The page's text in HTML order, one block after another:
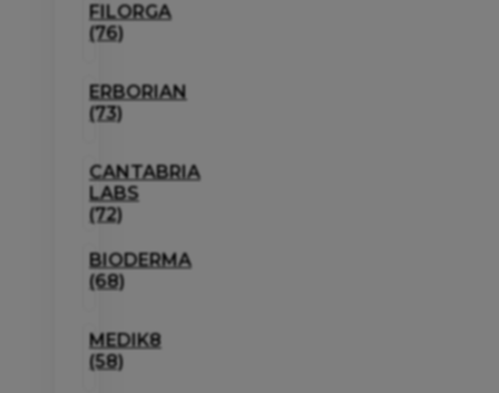
FILORGA
(76)
ERBORIAN
(73)
CANTABRIA
LABS
(72)
BIODERMA
(68)
MEDIK8
(58)